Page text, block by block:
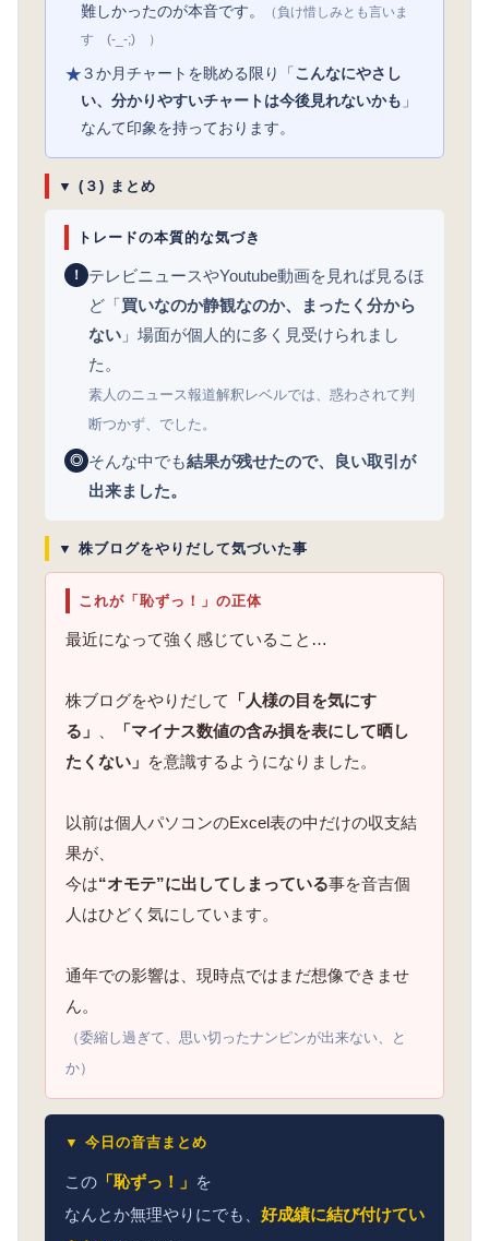
難しかったのが本音です。
（負け惜しみとも言いま
す (-_-;) ）
★３か月チャートを眺める限り「こんなにやさし
い、分かりやすいチャートは今後見れないかも 」
なんて印象を持っております。
▼ (３) まとめ
トレードの本質的な気づき
！
テレビニュースやYoutube動画を見れば見るほ
ど「買いなのか静観なのか、まったく分から
ない 」場面が個人的に多く見受けられまし
た。
素人のニュース報道解釈レベルでは、惑わされて判
断つかず、でした。
◎ そんな中でも結果が残せたので、良い取引が
出来ました。
▼ 株ブログをやりだして気づいた事
これが「恥ずっ！」の正体
最近になって強く感じていること…
株ブログをやりだして
「人様の目を気にす
る」
「マイナス数値の含み損を表にして晒し
たくない」 を意識するようになりました。
以前は個人パソコンのExcel表の中だけの収支結
果が、
今は“オモテ”に出してしまっている事を音吉個
人はひどく気にしています。
通年での影響は、現時点ではまだ想像できませ
ん。
（委縮し過ぎて、思い切ったナンピンが出来ない、と
か）
▼ 今日の音吉まとめ
この 「恥ずっ！」 を
なんとか無理やりにでも、 好成績に結び付けてい